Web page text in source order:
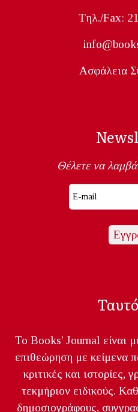
Tηλ./Fax:
Ασφάλεια
Θέλετε να
Το Books' Journal είναι
επιθεώρηση με κείμενα
κριτικές και ιστορίες,
τεκμήριον ειδικούς.
δημοσιογράφους,